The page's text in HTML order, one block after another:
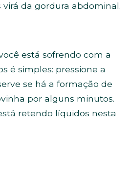
virá da gordura abdominal.
está sofrendo com a
é simples: pressione a
se há a formação de
por alguns minutos.
retendo líquidos nesta